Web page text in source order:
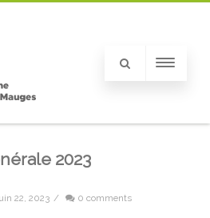
2023
22, 2023 / 0 comments